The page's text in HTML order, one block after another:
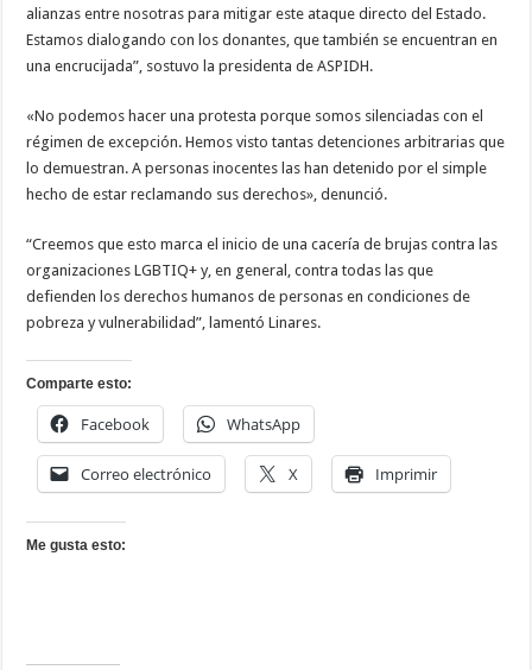
alianzas entre nosotras para mitigar este ataque directo del Estado.
Estamos dialogando con los donantes, que también se encuentran en
una encrucijada”, sostuvo la presidenta de ASPIDH.
«No podemos hacer una protesta porque somos silenciadas con el
régimen de excepción. Hemos visto tantas detenciones arbitrarias que
lo demuestran. A personas inocentes las han detenido por el simple
hecho de estar reclamando sus derechos», denunció.
“Creemos que esto marca el inicio de una cacería de brujas contra las
organizaciones LGBTIQ+ y, en general, contra todas las que
defienden los derechos humanos de personas en condiciones de
pobreza y vulnerabilidad”, lamentó Linares.
Comparte esto:
Facebook WhatsApp
Correo electrónico X Imprimir
Me gusta esto: